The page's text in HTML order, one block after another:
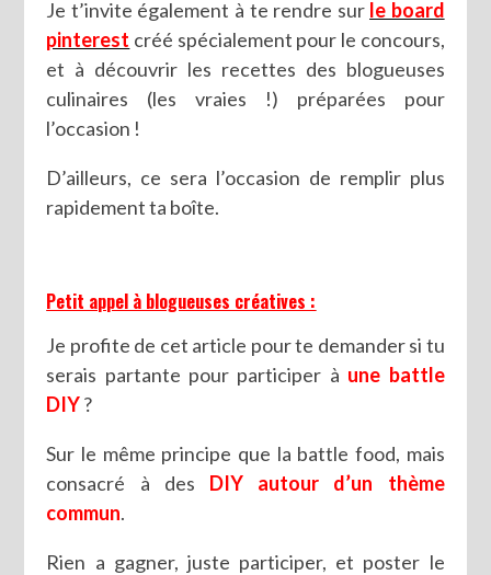
Je t’invite également à te rendre sur le board
pinterest créé spécialement pour le concours,
et à découvrir les recettes des blogueuses
culinaires (les vraies !) préparées pour
l’occasion !
D’ailleurs, ce sera l’occasion de remplir plus
rapidement ta boîte.
Petit appel à blogueuses créatives :
Je profite de cet article pour te demander si tu
serais partante pour participer à une battle
DIY?
Sur le même principe que la battle food, mais
consacré à des DIY autour d’un thème
commun.
Rien a gagner, juste participer, et poster le